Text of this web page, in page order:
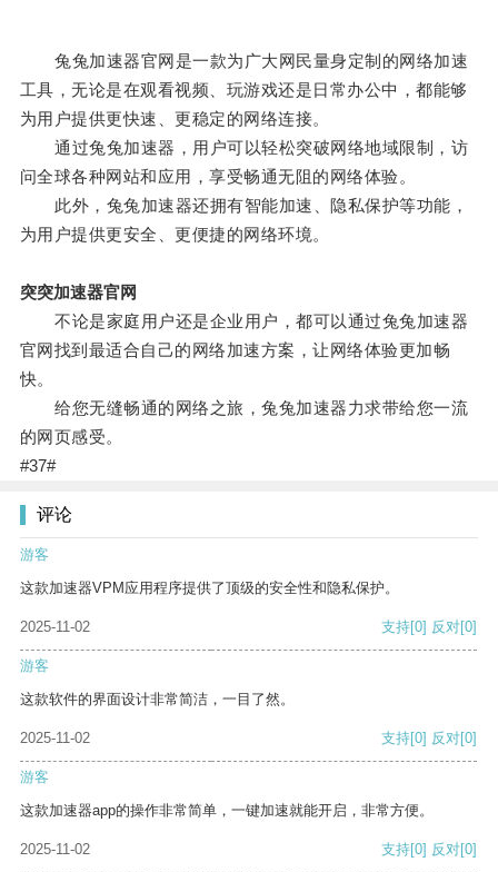
兔兔加速器官网是一款为广大网民量身定制的网络加速
工具，无论是在观看视频、玩游戏还是日常办公中，都能够
为用户提供更快速、更稳定的网络连接。
通过兔兔加速器，用户可以轻松突破网络地域限制，访
问全球各种网站和应用，享受畅通无阻的网络体验。
此外，兔兔加速器还拥有智能加速、隐私保护等功能，
为用户提供更安全、更便捷的网络环境。
突突加速器官网
不论是家庭用户还是企业用户，都可以通过兔兔加速器
官网找到最适合自己的网络加速方案，让网络体验更加畅
快。
给您无缝畅通的网络之旅，兔兔加速器力求带给您一流
的网页感受。
#37#
评论
游客
这款加速器VPM应用程序提供了顶级的安全性和隐私保护。
2025-11-02 支持[0] 反对[0]
游客
这款软件的界面设计非常简洁，一目了然。
2025-11-02 支持[0] 反对[0]
游客
这款加速器app的操作非常简单，一键加速就能开启，非常方便。
2025-11-02 支持[0] 反对[0]